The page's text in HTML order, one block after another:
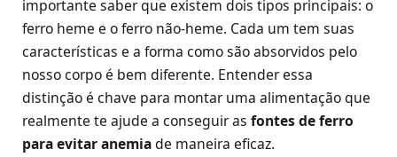
importante saber que existem dois tipos principais: o
ferro heme e o ferro não-heme. Cada um tem suas
características e a forma como são absorvidos pelo
nosso corpo é bem diferente. Entender essa
distinção é chave para montar uma alimentação que
realmente te ajude a conseguir as fontes de ferro
para evitar anemiade maneira eficaz.